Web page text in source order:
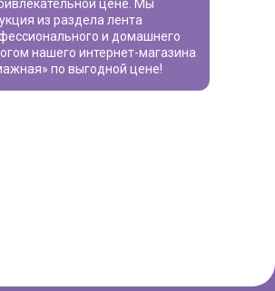
из раздела лента
и домашнего
нашего интернет-магазина
» по выгодной цене!